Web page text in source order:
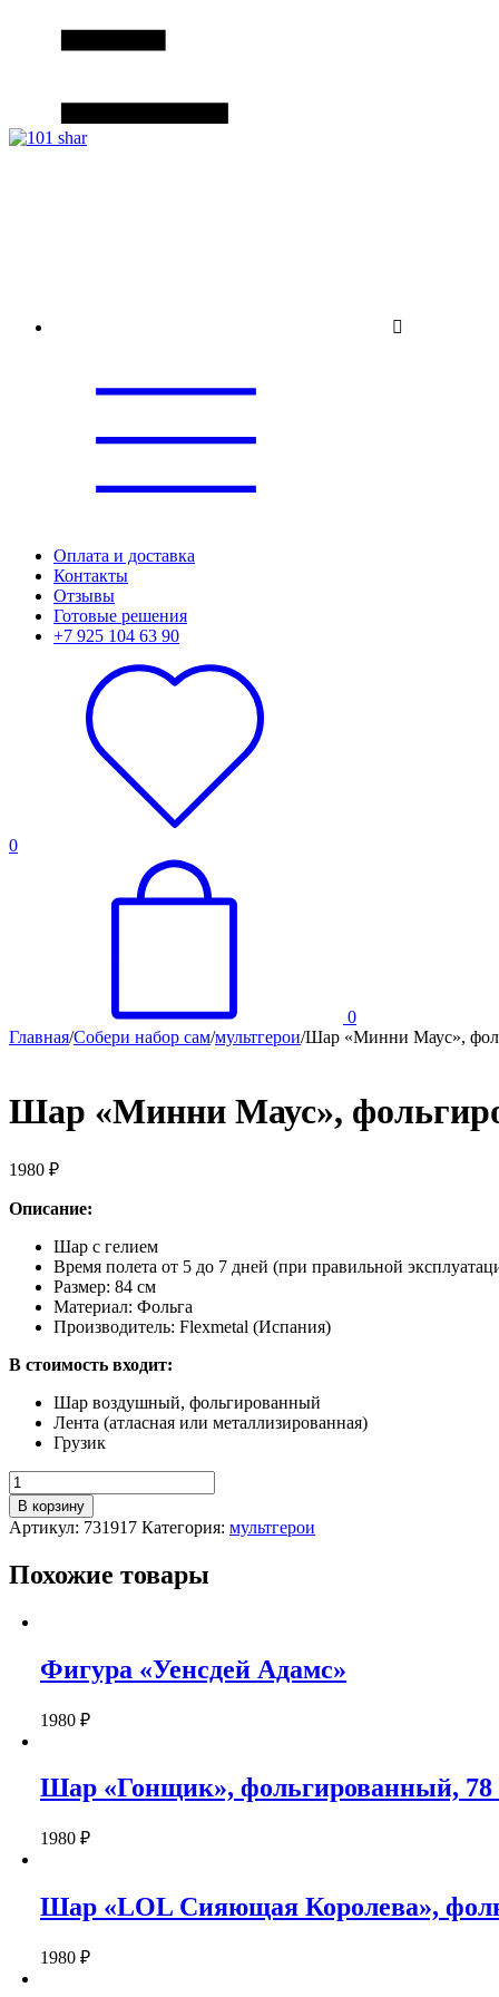
Оплата и доставка
Контакты
Отзывы
Готовые решения
+7 925 104 63 90
0
0
Главная/Собери набор сам/мультгерои/Шар «Минни Маус»,
Шар «Минни Маус»,
1980 ₽
Описание:
Шар с гелием
Время полета от 5 до 7 дней (при правильной
Размер: 84 см
Материал: Фольга
Производитель: Flexmetal (Испания)
В стоимость входит:
Шар воздушный, фольгированный
Лента (атласная или металлизированная)
Грузик
Количество
Шар
"Минни
Маус",
84
В корзину
Артикул: 731917 Категория: мультгерои
Похожие товары
Фигура «Уенсдей Адамс»
1980 ₽
Шар «Гонщик», фольгированный, 78
1980 ₽
Шар «LOL Сияющая Королева»,
1980 ₽